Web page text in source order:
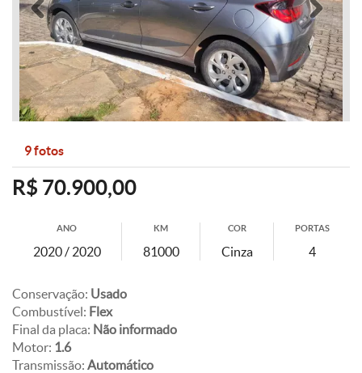
9 fotos
R$ 70.900,00
ANO
2020 / 2020
KM
81000
COR
Cinza
PORTAS
4
Conservação: Usado
Combustível: Flex
Final da placa: Não informado
Motor: 1.6
Transmissão: Automático